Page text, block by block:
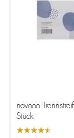
novooo
Stück
★★★★★